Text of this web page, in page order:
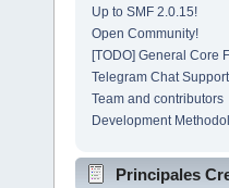
Up to SMF 2.0.15!
Open Community!
[TODO] General Core
Telegram Chat Support
Team and contributors
Development
Principales